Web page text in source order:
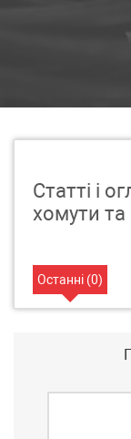
Статті і
хомути та
Останні (0)